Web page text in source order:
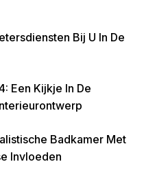
Bij U In De
Een Kijkje In De
Badkamer Met
Invloeden